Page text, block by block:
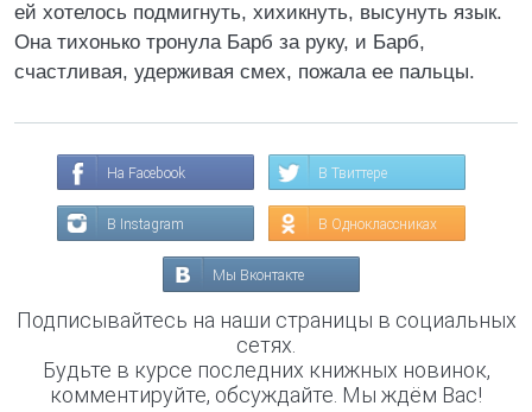
ей хотелось подмигнуть, хихикнуть, высунуть язык.
Она тихонько тронула Барб за руку, и Барб,
счастливая, удерживая смех, пожала ее пальцы.
На Facebook В Твиттере
В Instagram В Одноклассниках
Мы Вконтакте
Подписывайтесь на наши страницы в социальных
сетях.
Будьте в курсе последних книжных новинок,
комментируйте, обсуждайте. Мы ждём Вас!